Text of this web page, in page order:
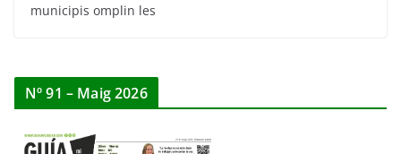
municipis omplin les
Nº 91 – Maig 2026